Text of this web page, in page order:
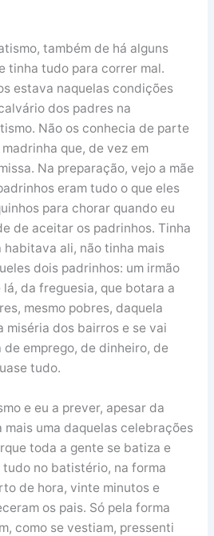
também de há alguns
tinha tudo para correr mal.
estava naquelas condições
dos padres na
Não os conhecia de parte
que, de vez em
Na preparação, vejo a mãe
eram tudo o que eles
para chorar quando eu
de aceitar os padrinhos. Tinha
habitava ali, não tinha mais
dois padrinhos: um irmão
da freguesia, que botara a
mesmo pobres, daquela
miséria dos bairros e se vai
emprego, de dinheiro, de
tudo.
e eu a prever, apesar da
mais uma daquelas celebrações
toda a gente se batiza e
no batistério, na forma
de hora, vinte minutos e
os pais. Só pela forma
como se vestiam, pressenti